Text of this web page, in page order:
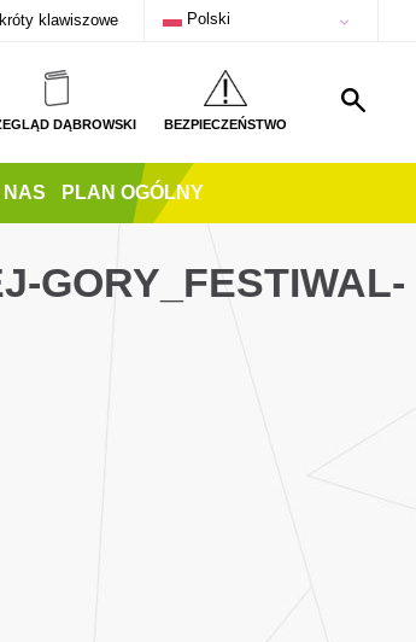
klawiszowe Polski
DĄBROWSKI BEZPIECZEŃSTWO
NAS PLAN OGÓLNY
GORY_FESTIWAL-